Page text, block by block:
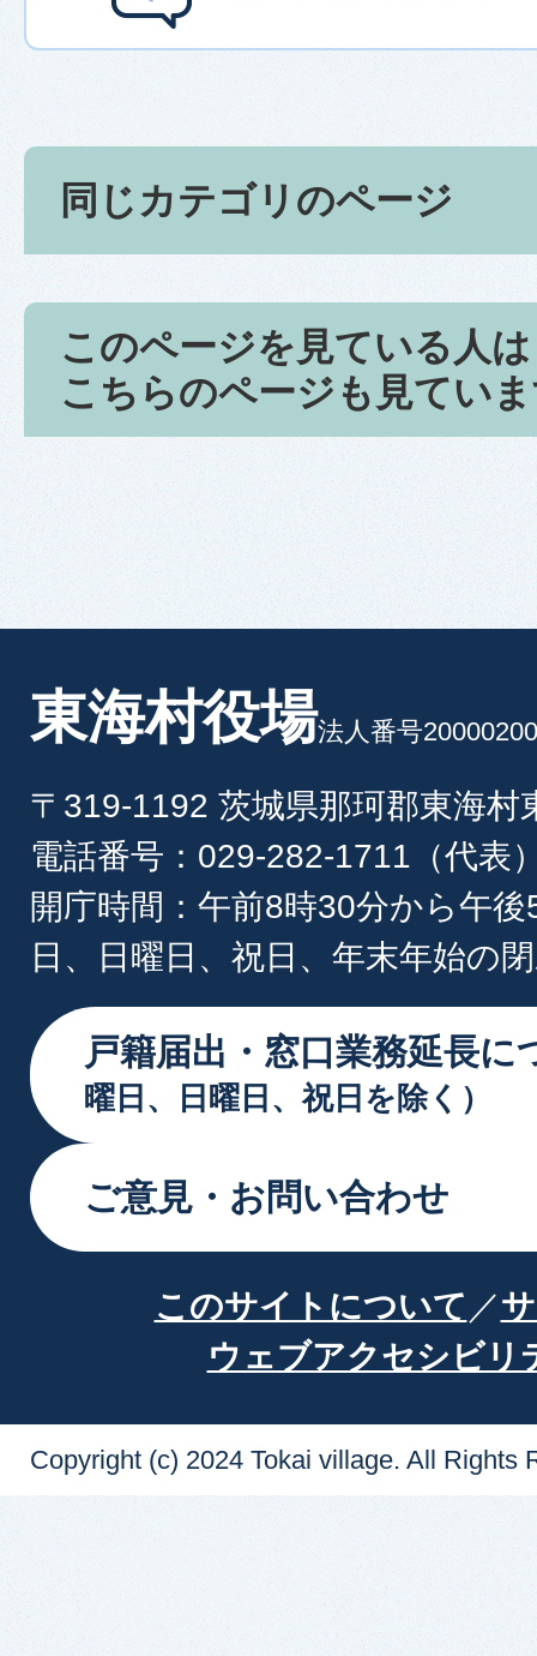
同じカテゴリのページ
このページを見ている人は
こちらのページも見てい
東海村役場法人番号
〒319-1192 茨城県那珂郡東海村
電話番号：029-282-1711（代表
開庁時間：午前8時30分から午
日、日曜日、祝日、年末年始の
戸籍届出・窓口業務延長に
曜日、日曜日、祝日を除く）
ご意見・お問い合わせ
このサイトについて
ウェブアクセシビリ
Copyright (c) 2024 Tokai village. All Rights